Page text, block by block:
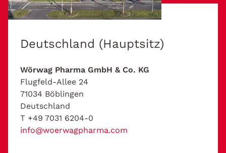
Deutschland (Hauptsitz)
Wörwag Pharma GmbH & Co. KG
Flugfeld-Allee 24
71034 Böblingen
Deutschland
T +49 7031 6204-0
info@woerwagpharma.com